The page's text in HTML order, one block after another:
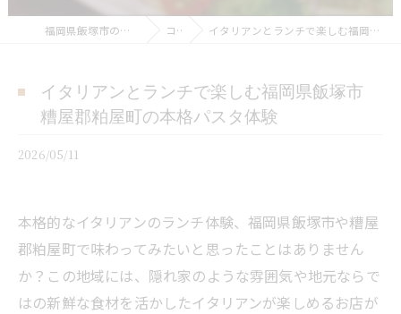
福岡県飯塚市のイタリアンならFavorito コラム イタリアンとランチで楽しむ福岡県飯塚市糟屋郡粕屋町の本格パスタ体験
イタリアンとランチで楽しむ福岡県飯塚市
糟屋郡粕屋町の本格パスタ体験
2026/05/11
本格的なイタリアンのランチ体験、福岡県飯塚市や糟屋
郡粕屋町で味わってみたいと思ったことはありません
か？この地域には、隠れ家のような雰囲気や地元ならで
はの新鮮な食材を活かしたイタリアンが楽しめるお店が